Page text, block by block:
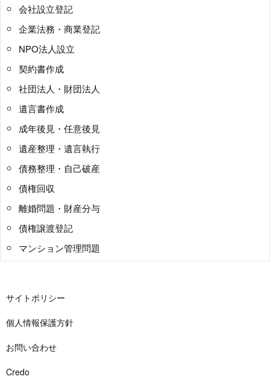
会社設立登記
企業法務・商業登記
NPO法人設立
契約書作成
社団法人・財団法人
遺言書作成
成年後見・任意後見
遺産整理・遺言執行
債務整理・自己破産
債権回収
離婚問題・財産分与
債権譲渡登記
マンション管理問題
サイトポリシー
個人情報保護方針
お問い合わせ
Credo